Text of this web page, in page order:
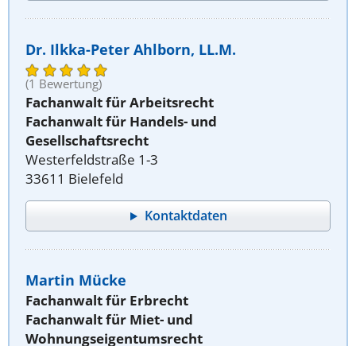
Dr. Ilkka-Peter Ahlborn, LL.M.
(1 Bewertung)
Fachanwalt für Arbeitsrecht
Fachanwalt für Handels- und
Gesellschaftsrecht
Westerfeldstraße 1-3
33611 Bielefeld
Kontaktdaten
Martin Mücke
Fachanwalt für Erbrecht
Fachanwalt für Miet- und
Wohnungseigentumsrecht